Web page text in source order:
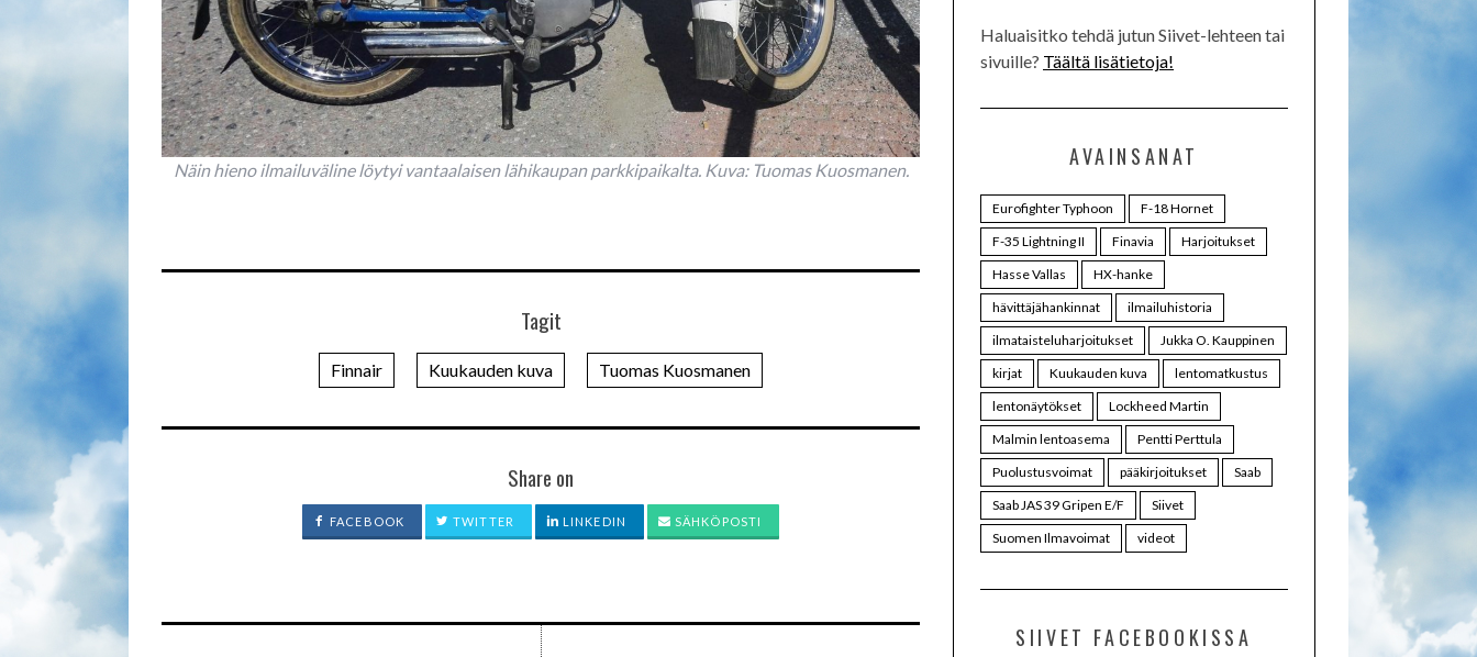
Näin hieno ilmailuväline löytyi vantaalaisen lähikaupan parkkipaikalta. Kuva: Tuomas Kuosmanen.
Tagit
Finnair Kuukauden kuva Tuomas Kuosmanen
Share on
FACEBOOK TWITTER LINKEDIN SÄHKÖPOSTI
Haluaisitko tehdä jutun Siivet-lehteen tai
sivuille? Täältä lisätietoja!
AVAINSANAT
Eurofighter Typhoon
F-18 Hornet
F-35 Lightning II
Finavia
Harjoitukset
Hasse Vallas
HX-hanke
hävittäjähankinnat
ilmailuhistoria
ilmataisteluharjoitukset
Jukka O. Kauppinen
kirjat
Kuukauden kuva
lentomatkustus
lentonäytökset
Lockheed Martin
Malmin lentoasema
Pentti Perttula
Puolustusvoimat
pääkirjoitukset
Saab
Saab JAS 39 Gripen E/F
Siivet
Suomen Ilmavoimat
videot
SIIVET FACEBOOKISSA